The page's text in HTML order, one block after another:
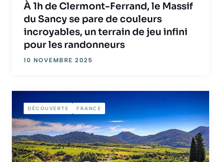
À 1h de Clermont-Ferrand, le Massif
du Sancy se pare de couleurs
incroyables, un terrain de jeu infini
pour les randonneurs
10 NOVEMBRE 2025
DÉCOUVERTE FRANCE